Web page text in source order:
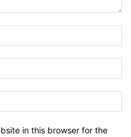
in this browser for the